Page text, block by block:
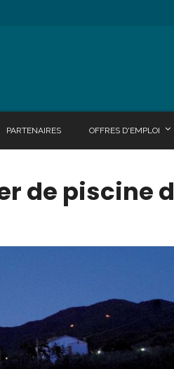
PARTENAIRES OFFRES D'EMPLOI
de piscine